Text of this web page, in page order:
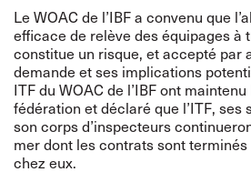
Le WOAC de l’IBF a convenu que
efficace de relève des équipages à
constitue un risque, et accepté par
demande et ses implications
ITF du WOAC de l’IBF ont
fédération et déclaré que l’ITF, ses
son corps d’inspecteurs
mer dont les contrats sont
chez eux.